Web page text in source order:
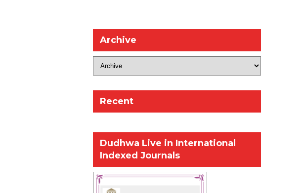
Archive
Recent
Dudhwa Live in International
Indexed Journals